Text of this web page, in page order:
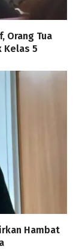
Orang Tua
Kelas 5
Hambat